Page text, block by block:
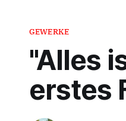
GEWERKE
"Alles
erstes